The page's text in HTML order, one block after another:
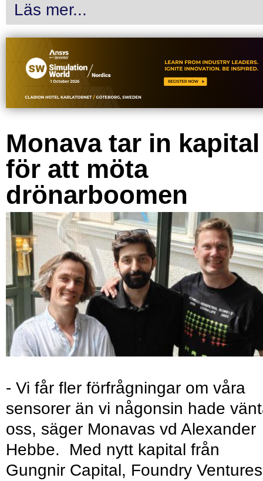
Läs mer...
Monava tar in kapital
för att möta
drönarboomen
- Vi får fler förfrågningar om våra
sensorer än vi någonsin hade
oss, säger Monavas vd Alexander
Hebbe. Med nytt kapital från
Gungnir Capital, Foundry Ventures